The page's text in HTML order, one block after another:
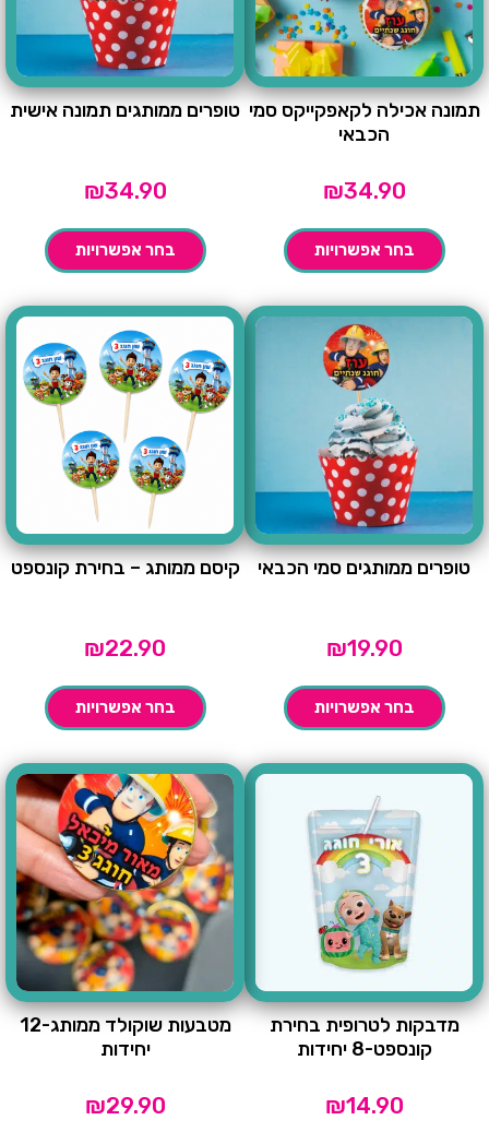
תמונה אכילה לקאפקייקס סמי
הכבאי
₪34.90
בחר אפשרויות
טופרים ממותגים תמונה אישית
₪34.90
בחר אפשרויות
טופרים ממותגים סמי הכבאי
₪19.90
בחר אפשרויות
קיסם ממותג – בחירת קונספט
₪22.90
בחר אפשרויות
מדבקות לטרופית בחירת
קונספט-8 יחידות
₪14.90
מטבעות שוקולד ממותג-12
יחידות
₪29.90